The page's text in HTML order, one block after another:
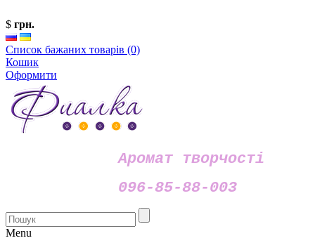
$ грн.
Список бажаних товарів (0)
Кошик
Оформити
Аромат творчості
096-85-88-003
Menu